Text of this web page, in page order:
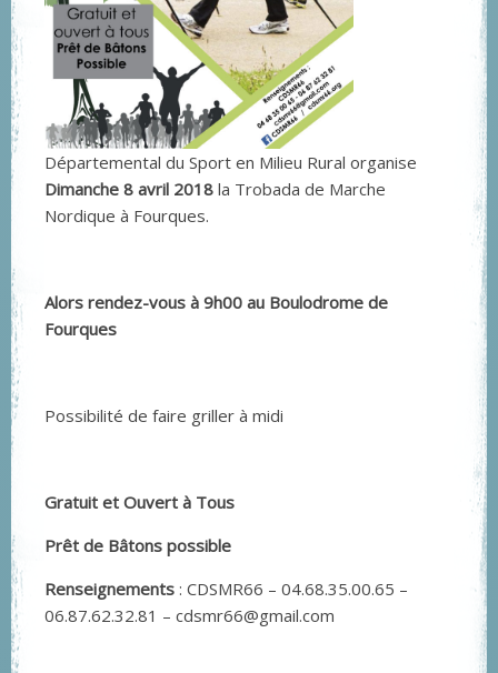
Départemental du Sport en Milieu Rural organise
Dimanche 8 avril 2018 la Trobada de Marche
Nordique à Fourques.
Alors rendez-vous à 9h00 au Boulodrome de
Fourques
Possibilité de faire griller à midi
Gratuit et Ouvert à Tous
Prêt de Bâtons possible
Renseignements : CDSMR66 – 04.68.35.00.65 –
06.87.62.32.81 – cdsmr66@gmail.com